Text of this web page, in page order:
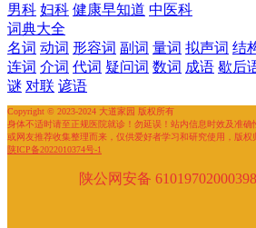
男科 妇科 健康早知道 中医科
词典大全
名词 动词 形容词 副词 量词 拟声词 结
连词 介词 代词 疑问词 数词 成语 歇后
谜 对联 谚语
Copyright © 2023-2024 大道家园 版权所有
身体不适时请至正规医院就诊！勿延误！站内信息时效及准
或网友推荐收集整理而来，仅供爱好者学习和研究使用，版权
陕ICP备2022010374号-1
陕公网安备